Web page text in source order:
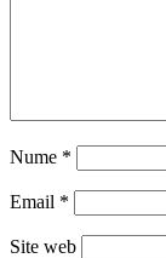
Nume *
Email *
Site web